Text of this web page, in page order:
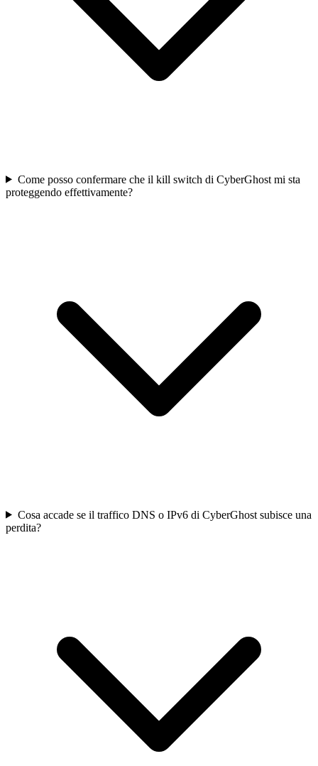
Come posso confermare che il kill switch di CyberGhost mi sta
proteggendo effettivamente?
Cosa accade se il traffico DNS o IPv6 di CyberGhost subisce una
perdita?